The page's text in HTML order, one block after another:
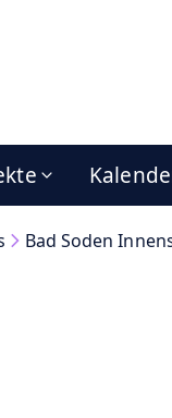
Bad Soden